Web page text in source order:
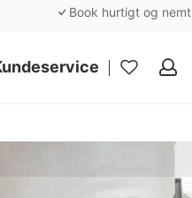
Book hurtigt og nemt
Mine